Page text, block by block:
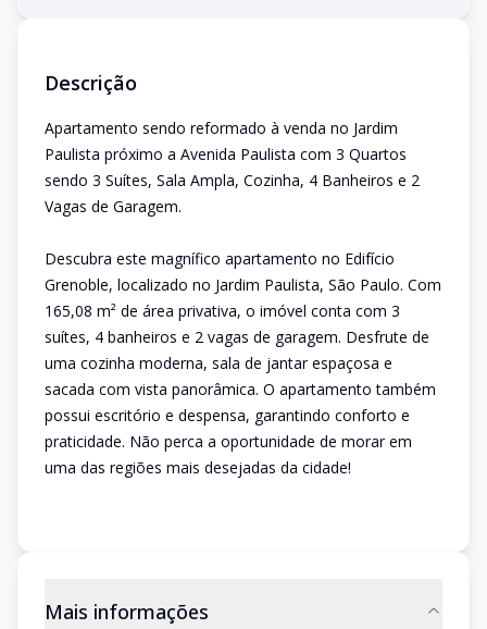
Descrição
Apartamento sendo reformado à venda no Jardim
Paulista próximo a Avenida Paulista com 3 Quartos
sendo 3 Suítes, Sala Ampla, Cozinha, 4 Banheiros e 2
Vagas de Garagem.
Descubra este magnífico apartamento no Edifício
Grenoble, localizado no Jardim Paulista, São Paulo. Com
165,08 m² de área privativa, o imóvel conta com 3
suítes, 4 banheiros e 2 vagas de garagem. Desfrute de
uma cozinha moderna, sala de jantar espaçosa e
sacada com vista panorâmica. O apartamento também
possui escritório e despensa, garantindo conforto e
praticidade. Não perca a oportunidade de morar em
uma das regiões mais desejadas da cidade!
Mais informações